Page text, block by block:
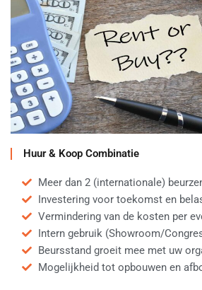
Huur & Koop Combinatie
Meer dan 2 (internationale)
Investering voor toekomst en
Vermindering van de kosten per
Intern gebruik (Showroom/
Beursstand groeit mee met uw
Mogelijkheid tot opbouwen en